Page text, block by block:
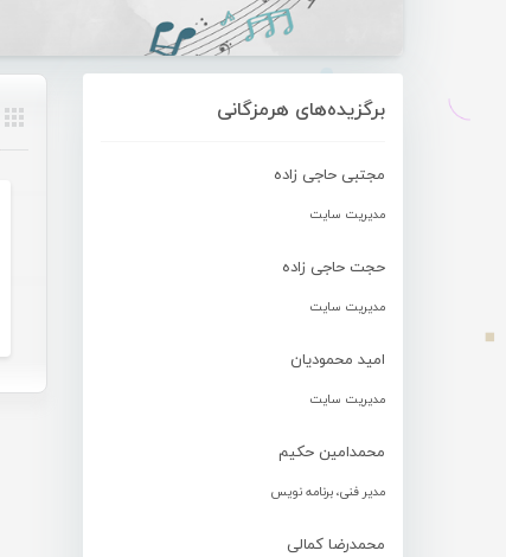
برگزیده‌های هرمزگانی
مجتبی حاجی زاده
مدیریت سایت
حجت حاجی زاده
مدیریت سایت
امید محمودیان
مدیریت سایت
محمدامین حکیم
مدیر فنی، برنامه نویس
محمدرضا کمالی